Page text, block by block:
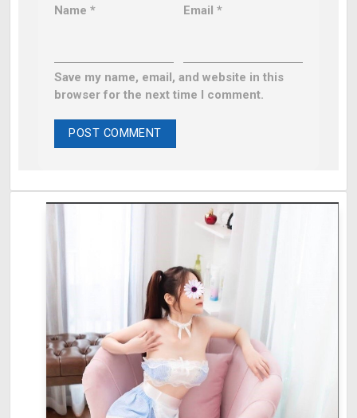
Name * Email*
Save my name, email, and website in this
browser for the next time I comment.